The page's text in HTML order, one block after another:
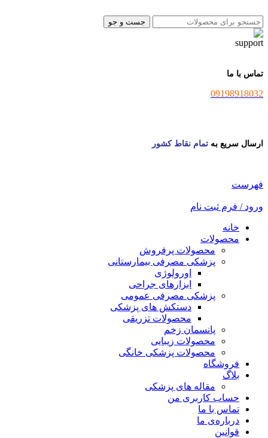
جست و جو
تماس با ما
09198918032
ارسال سریع به تمام نقاط کشور
فهرست
ورود / فرم ثبت نام
خانه
محصولات
محصولات پرفروش
پزشکی مصرفی بیمارستانی
اورولوژی
ابزارهای جراحی
پزشکی مصرفی عمومی
دستکش های پزشکی
محصولات تزریقی
پانسمان زخم
محصولات زیبایی
محصولات پزشکی خانگی
فروشگاه
بلاگ
مقاله های پزشکی
حساب کاربری من
تماس با ما
درباره‌ی ما
قوانین